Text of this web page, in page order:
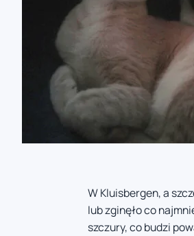
W Kluisbergen, a
lub zginęło co
szczury, co budzi